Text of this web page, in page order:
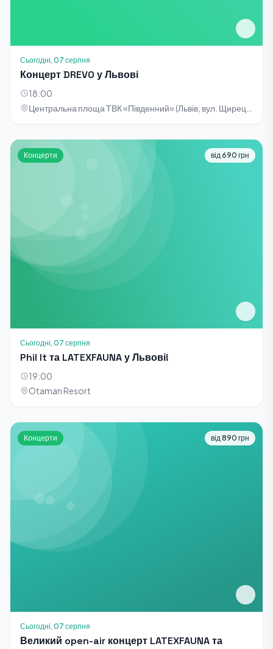
Сьогодні, 07 серпня
Концерт DREVO у Львові
18:00
Концерти від 690 грн
Сьогодні, 07 серпня
Phil It та LATEXFAUNA у Львові!
19:00
Otaman Resort
Концерти від 890 грн
Сьогодні, 07 серпня
Великий open-air концерт LATEXFAUNA та